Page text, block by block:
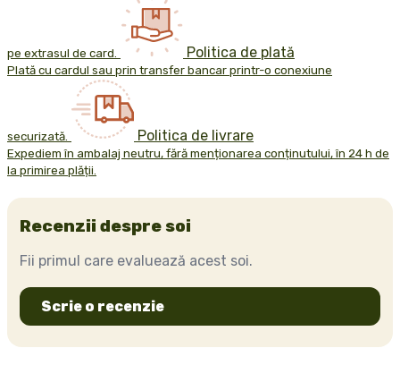
pe extrasul de card. Politica de plată
Plată cu cardul sau prin transfer bancar printr-o conexiune
securizată. Politica de livrare
Expediem în ambalaj neutru, fără menționarea conținutului, în 24 h de
la primirea plății.
Recenzii despre soi
Fii primul care evaluează acest soi.
Scrie o recenzie